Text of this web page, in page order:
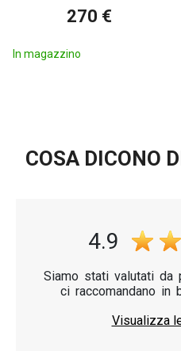
270 €
In magazzino
COSA DICONO
4.9
Siamo stati valutati da
ci raccomandano in
Visualizza